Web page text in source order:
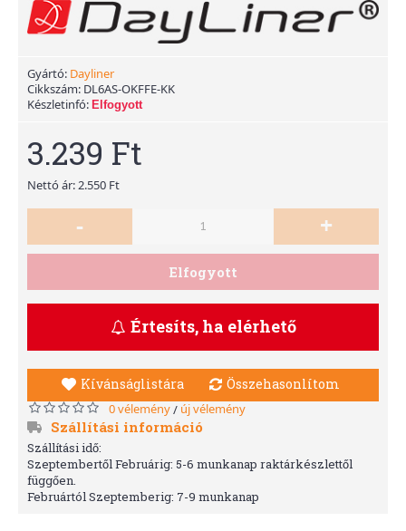
Gyártó: Dayliner
Cikkszám: DL6AS-OKFFE-KK
Készletinfó: Elfogyott
3.239 Ft
Nettó ár: 2.550 Ft
- +
Elfogyott
Értesíts, ha elérhető
Kívánságlistára Összehasonlítom
0 vélemény/ új vélemény
Szállítási információ
Szállítási idő:
Szeptembertől Februárig: 5-6 munkanap raktárkészlettől
függően.
Februártól Szeptemberig: 7-9 munkanap